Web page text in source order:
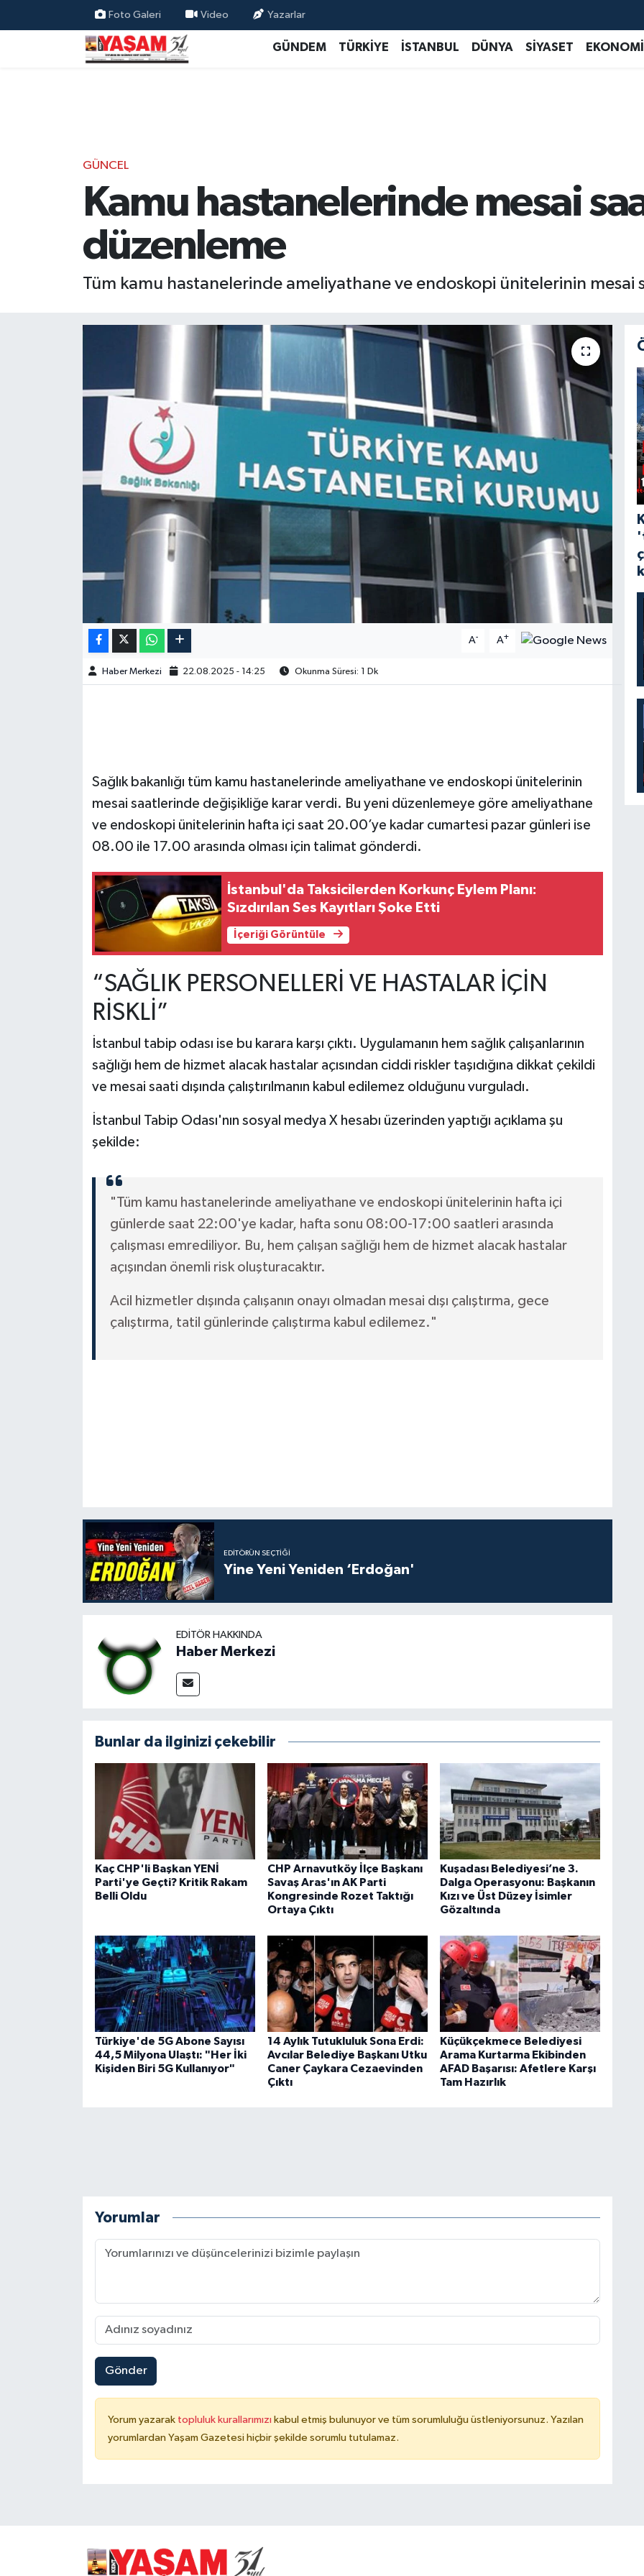
Foto Galeri Video Yazarlar
GÜNDEM TÜRKİYE İSTANBUL DÜNYA SİYASET EKONOMİ
GÜNCEL
Kamu hastanelerinde mesai
düzenleme
Tüm kamu hastanelerinde ameliyathane ve endoskopi ünitelerinin
A- A+
Haber Merkezi 22.08.2025 - 14:25 Okunma Süresi: 1 Dk
Sağlık bakanlığı tüm kamu hastanelerinde ameliyathane ve endoskopi ünitelerinin
mesai saatlerinde değişikliğe karar verdi. Bu yeni düzenlemeye göre ameliyathane
ve endoskopi ünitelerinin hafta içi saat 20.00’ye kadar cumartesi pazar günleri ise
08.00 ile 17.00 arasında olması için talimat gönderdi.
İstanbul'da Taksicilerden Korkunç Eylem Planı:
Sızdırılan Ses Kayıtları Şoke Etti
İçeriği Görüntüle
“SAĞLIK PERSONELLERİ VE HASTALAR İÇİN
RİSKLİ”
İstanbul tabip odası ise bu karara karşı çıktı. Uygulamanın hem sağlık çalışanlarının
sağlığı hem de hizmet alacak hastalar açısından ciddi riskler taşıdığına dikkat çekildi
ve mesai saati dışında çalıştırılmanın kabul edilemez olduğunu vurguladı.
İstanbul Tabip Odası'nın sosyal medya X hesabı üzerinden yaptığı açıklama şu
şekilde:
"Tüm kamu hastanelerinde ameliyathane ve endoskopi ünitelerinin hafta içi
günlerde saat 22:00'ye kadar, hafta sonu 08:00-17:00 saatleri arasında
çalışması emrediliyor. Bu, hem çalışan sağlığı hem de hizmet alacak hastalar
açışından önemli risk oluşturacaktır.
Acil hizmetler dışında çalışanın onayı olmadan mesai dışı çalıştırma, gece
çalıştırma, tatil günlerinde çalıştırma kabul edilemez."
EDITÖRÜN SEÇTIĞI
Yine Yeni Yeniden ‘Erdoğan'
EDITÖR HAKKINDA
Haber Merkezi
Bunlar da ilginizi çekebilir
Kaç CHP'li Başkan YENİ
Parti'ye Geçti? Kritik Rakam
Belli Oldu
CHP Arnavutköy İlçe Başkanı
Savaş Aras'ın AK Parti
Kongresinde Rozet Taktığı
Ortaya Çıktı
Kuşadası Belediyesi’ne 3.
Dalga Operasyonu: Başkanın
Kızı ve Üst Düzey İsimler
Gözaltında
Türkiye'de 5G Abone Sayısı
44,5 Milyona Ulaştı: "Her İki
Kişiden Biri 5G Kullanıyor"
14 Aylık Tutukluluk Sona Erdi:
Avcılar Belediye Başkanı Utku
Caner Çaykara Cezaevinden
Çıktı
Küçükçekmece Belediyesi
Arama Kurtarma Ekibinden
AFAD Başarısı: Afetlere Karşı
Tam Hazırlık
Yorumlar
Gönder
Yorum yazarak topluluk kurallarımızı kabul etmiş bulunuyor ve tüm sorumluluğu üstleniyorsunuz. Yazılan
yorumlardan Yaşam Gazetesi hiçbir şekilde sorumlu tutulamaz.